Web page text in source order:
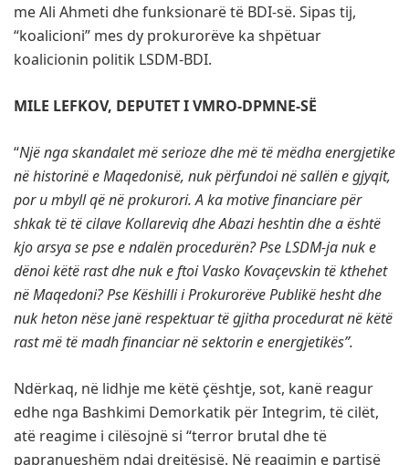
me Ali Ahmeti dhe funksionarë të BDI-së. Sipas tij,
“koalicioni” mes dy prokurorëve ka shpëtuar
koalicionin politik LSDM-BDI.
MILE LEFKOV, DEPUTET I VMRO-DPMNE-SË
“Një nga skandalet më serioze dhe më të mëdha energjetike
në historinë e Maqedonisë, nuk përfundoi në sallën e gjyqit,
por u mbyll që në prokurori. A ka motive financiare për
shkak të të cilave Kollareviq dhe Abazi heshtin dhe a është
kjo arsya se pse e ndalën procedurën? Pse LSDM-ja nuk e
dënoi këtë rast dhe nuk e ftoi Vasko Kovaçevskin të kthehet
në Maqedoni? Pse Këshilli i Prokurorëve Publikë hesht dhe
nuk heton nëse janë respektuar të gjitha procedurat në këtë
rast më të madh financiar në sektorin e energjetikës”.
Ndërkaq, në lidhje me këtë çështje, sot, kanë reagur
edhe nga Bashkimi Demorkatik për Integrim, të cilët,
atë reagime i cilësojnë si “terror brutal dhe të
papranueshëm ndaj drejtësisë. Në reagimin e partisë